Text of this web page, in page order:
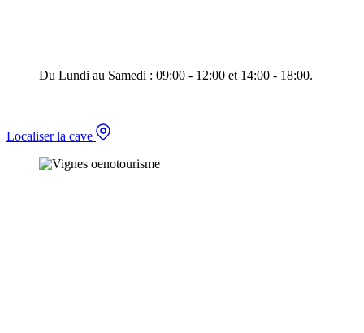
Du Lundi au Samedi : 09:00 - 12:00 et 14:00 - 18:00.
Localiser la cave